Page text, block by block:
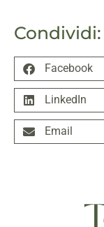
Condividi:
Facebook
LinkedIn
Email